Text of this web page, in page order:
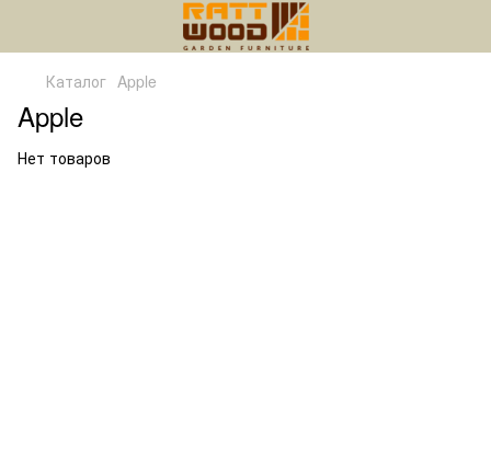
Каталог Apple
Apple
Нет товаров